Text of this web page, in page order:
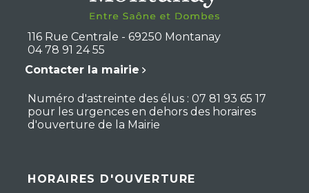
116 Rue Centrale - 69250 Montanay
04 78 91 24 55
Contacter la mairie
Numéro d'astreinte des élus : 07 81 93 65 17
pour les urgences en dehors des horaires
d'ouverture de la Mairie
HORAIRES D'OUVERTURE